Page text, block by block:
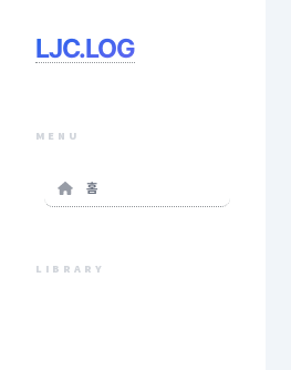
LJC.LOG
MENU
홈
LIBRARY